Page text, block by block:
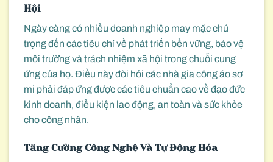
Hội
Ngày càng có nhiều doanh nghiệp may mặc chú
trọng đến các tiêu chí về phát triển bền vững, bảo vệ
môi trường và trách nhiệm xã hội trong chuỗi cung
ứng của họ. Điều này đòi hỏi các nhà gia công áo sơ
mi phải đáp ứng được các tiêu chuẩn cao về đạo đức
kinh doanh, điều kiện lao động, an toàn và sức khỏe
cho công nhân.
Tăng Cường Công Nghệ Và Tự Động Hóa